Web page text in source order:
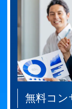
無料コ